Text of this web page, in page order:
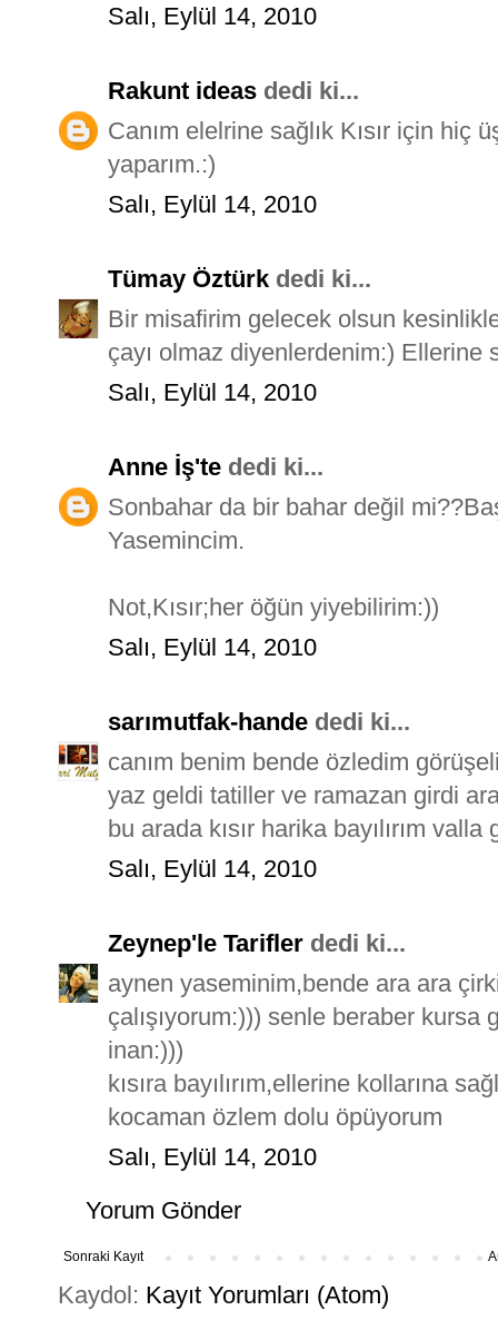
Salı, Eylül 14, 2010
Rakunt ideas dedi ki...
Canım elelrine sağlık Kısır için hiç
yaparım.:)
Salı, Eylül 14, 2010
Tümay Öztürk dedi ki...
Bir misafirim gelecek olsun
çayı olmaz diyenlerdenim:) Ellerine
Salı, Eylül 14, 2010
Anne İş'te dedi ki...
Sonbahar da bir bahar değil
Yasemincim.
Not,Kısır;her öğün yiyebilirim:))
Salı, Eylül 14, 2010
sarımutfak-hande dedi ki...
canım benim bende özledim
yaz geldi tatiller ve ramazan girdi
bu arada kısır harika bayılırım
Salı, Eylül 14, 2010
Zeynep'le Tarifler dedi ki...
aynen yaseminim,bende ara ara
çalışıyorum:))) senle beraber
inan:)))
kısıra bayılırım,ellerine kollarına
kocaman özlem dolu öpüyorum
Salı, Eylül 14, 2010
Yorum Gönder
Sonraki Kayıt
Kaydol: Kayıt Yorumları (Atom)